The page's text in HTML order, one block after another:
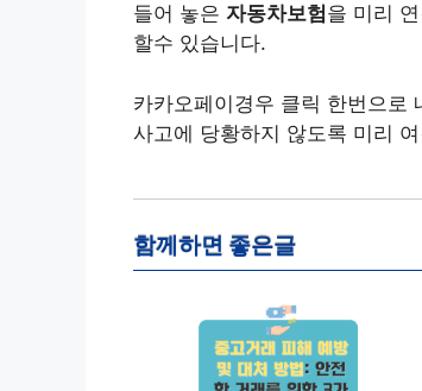
들어 놓은 자동차보험을 미리
할수 있습니다.
카카오페이경우 클릭 한번으로
사고에 당황하지 않도록 미리
함께하면 좋은글